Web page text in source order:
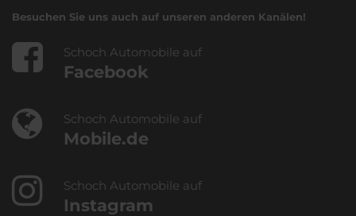
Besuchen Sie uns auch auf unseren anderen Kanälen!
Schoch Automobile auf
Facebook
Schoch Automobile auf
Mobile.de
Schoch Automobile auf
Instagram